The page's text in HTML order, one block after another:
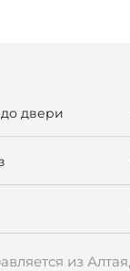
двери
из